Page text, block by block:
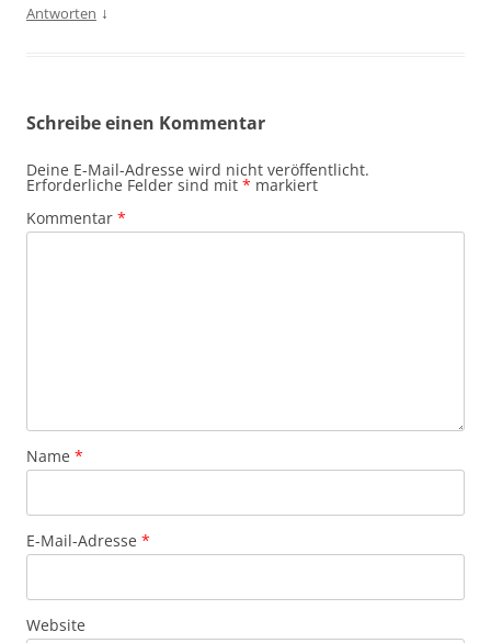
Antworten ↓
Schreibe einen Kommentar
Deine E-Mail-Adresse wird nicht veröffentlicht.
Erforderliche Felder sind mit * markiert
Kommentar *
Name *
E-Mail-Adresse *
Website